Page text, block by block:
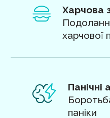
Харчова
харчової
Панічні
паніки